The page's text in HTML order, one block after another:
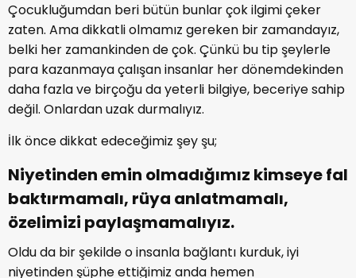
Çocukluğumdan beri bütün bunlar çok ilgimi çeker
zaten. Ama dikkatli olmamız gereken bir zamandayız,
belki her zamankinden de çok. Çünkü bu tip şeylerle
para kazanmaya çalışan insanlar her dönemdekinden
daha fazla ve birçoğu da yeterli bilgiye, beceriye sahip
değil. Onlardan uzak durmalıyız.
İlk önce dikkat edeceğimiz şey şu;
Niyetinden emin olmadığımız kimseye fal
baktırmamalı, rüya anlatmamalı,
özelimizi paylaşmamalıyız.
Oldu da bir şekilde o insanla bağlantı kurduk, iyi
niyetinden şüphe ettiğimiz anda hemen